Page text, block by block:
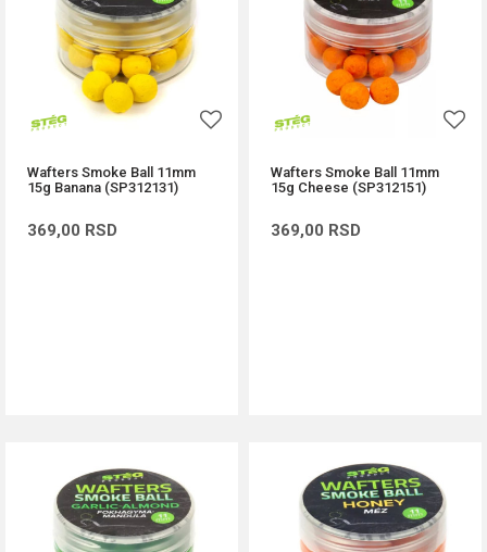
Wafters Smoke Ball 11mm
15g Banana (SP312131)
369,00 RSD
Wafters Smoke Ball 11mm
15g Cheese (SP312151)
369,00 RSD